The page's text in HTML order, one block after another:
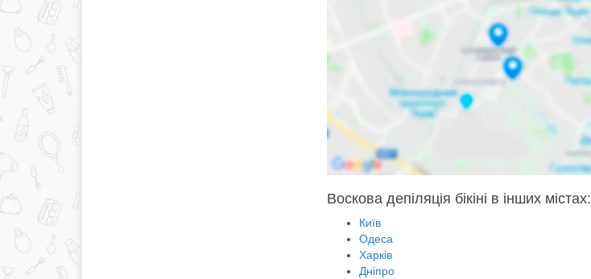
Воскова депіляція бікіні в інших містах:
Київ
Одеса
Харків
Дніпро